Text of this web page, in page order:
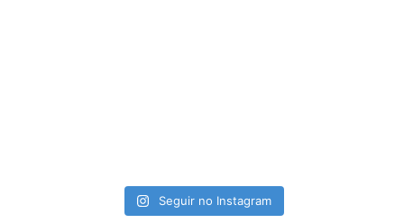
Seguir no Instagram